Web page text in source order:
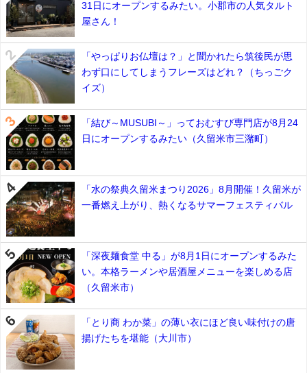
31日にオープンするみたい。小郡市の人気タルト
屋さん！
「やっぱりお仏壇は？」と聞かれたら筑後民が思
わず口にしてしまうフレーズはどれ？（ちっごク
イズ）
「結び～MUSUBI～」っておむすび専門店が8月24
日にオープンするみたい（久留米市三潴町）
「水の祭典久留米まつり2026」8月開催！久留米が
一番燃え上がり、熱くなるサマーフェスティバル
「深夜麺食堂 中る」が8月1日にオープンするみた
い。本格ラーメンや居酒屋メニューを楽しめる店
（久留米市）
「とり商 わか菜」の薄い衣にほど良い味付けの唐
揚げたちを堪能（大川市）